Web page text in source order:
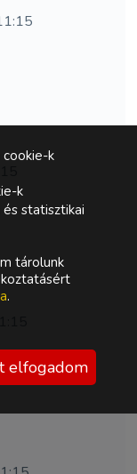
k
k
statisztikai
tárolunk
.
elfogadom